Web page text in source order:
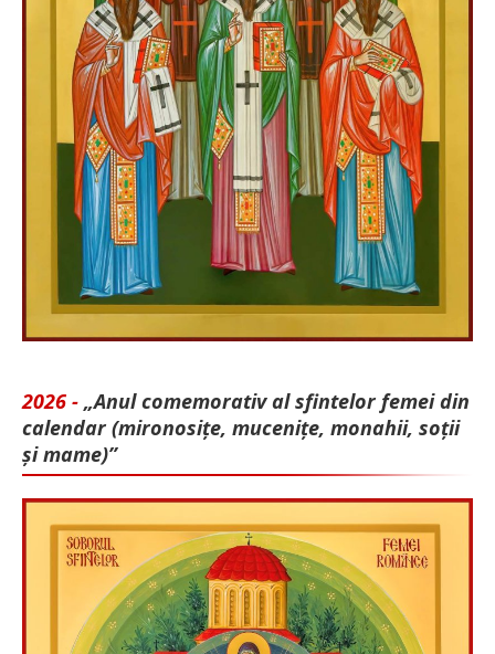
2026 - „Anul comemorativ al sfintelor femei din
calendar (mironosițe, mu­cenițe, monahii, soții
și mame)”